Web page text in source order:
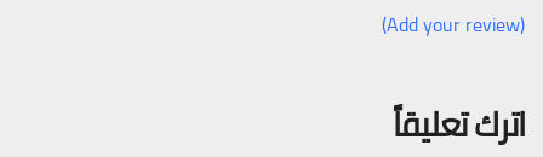
(Add your review)
اترك تعليقاً